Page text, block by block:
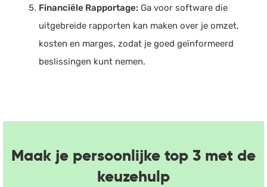
Financiële Rapportage: Ga voor software die
uitgebreide rapporten kan maken over je omzet,
kosten en marges, zodat je goed geïnformeerd
beslissingen kunt nemen.
Maak je persoonlijke top 3 met de
keuzehulp